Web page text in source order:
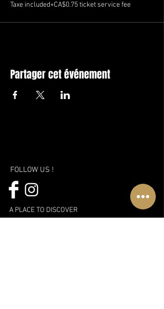
Taxe included+CA$0.75 ticket service fee
Partager cet événement
FOLLOW US !
A PLACE TO DISCOVER
WWW.CLUBLUXURIA.CA